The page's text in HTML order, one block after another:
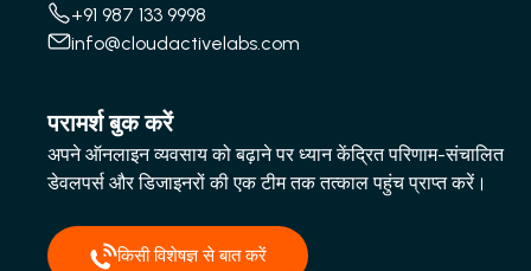
+91 987 133 9998
info@cloudactivelabs.com
परामर्श बुक करें
अपने ऑनलाइन व्यवसाय को बढ़ाने पर ध्यान केंद्रित परिणाम-संचालित
डेवलपर्स और डिजाइनरों की एक टीम तक तत्काल पहुंच प्राप्त करें।
किसी विशेषज्ञ से बात करें